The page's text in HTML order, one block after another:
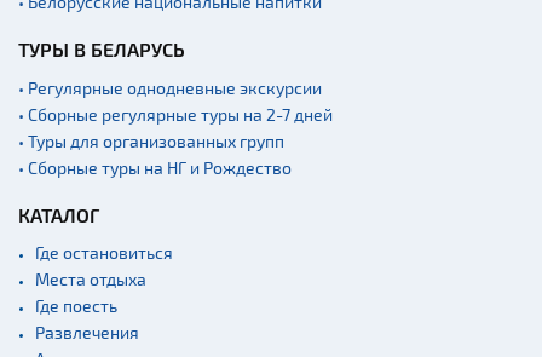
Ратуши
Садово-парковая
архитектура
Памятники
Памятники известным
людям
Монастыри
Костелы
ТУРЫ В БЕЛАРУСЬ
• Регулярные однодневные экскурсии
• Сборные регулярные туры на 2-7 дней
• Туры для организованных групп
• Сборные туры на НГ и Рождество
КАТАЛОГ
Где остановиться
Места отдыха
Где поесть
Развлечения